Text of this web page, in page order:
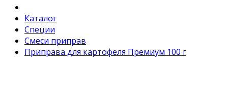
Каталог
Специи
Смеси приправ
Приправа для картофеля Премиум 100 г